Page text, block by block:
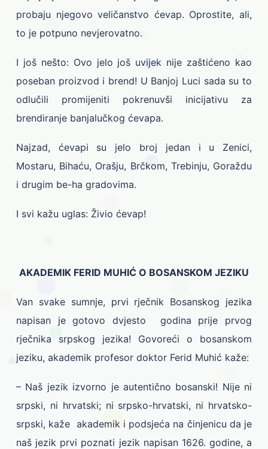
probaju njegovo veličanstvo ćevap. Oprostite, ali,
to je potpuno nevjerovatno.
I još nešto: Ovo jelo još uvijek nije zaštićeno kao
poseban proizvod i brend! U Banjoj Luci sada su to
odlučili promijeniti pokrenuvši inicijativu za
brendiranje banjalučkog ćevapa.
Najzad, ćevapi su jelo broj jedan i u Zenici,
Mostaru, Bihaću, Orašju, Brčkom, Trebinju, Goraždu
i drugim be-ha gradovima.
I svi kažu uglas: Živio ćevap!
AKADEMIK FERID MUHIĆ O BOSANSKOM JEZIKU
Van svake sumnje, prvi rječnik Bosanskog jezika
napisan je gotovo dvjesto godina prije prvog
rječnika srpskog jezika! Govoreći o bosanskom
jeziku, akademik profesor doktor Ferid Muhić kaže:
– Naš jezik izvorno je autentično bosanski! Nije ni
srpski, ni hrvatski; ni srpsko-hrvatski, ni hrvatsko-
srpski, kaže akademik i podsjeća na činjenicu da je
naš jezik prvi poznati jezik napisan 1626. godine, a